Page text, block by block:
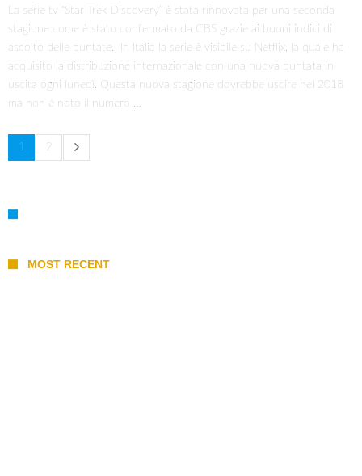
La serie tv “Star Trek Discovery” è stata rinnovata per una seconda
stagione come è stato confermato da CBS grazie ai buoni indici di
ascolto delle puntate. In Italia la serie è visibile su Netflix, la quale ha
acquisito la distribuzione internazionale con una nuova puntata in
uscita ogni lunedì. Questa nuova stagione dovrebbe uscire nel 2018
ma non è noto il numero …
1 2
MOST RECENT